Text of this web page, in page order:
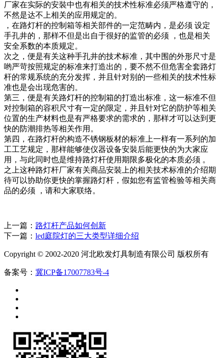
厂家在实际的安裝中也有相关的技术性标准必须严格遵守的，
不然是达不上相关的应用规定的。
，在路灯杆的控制箱等相关部件的一定范畴内，是必须 设定
手孔井的，那样不但是出自于很好的监管的必须 ，也是相关
安全系数的本质规定。
次之，便是有关这种手孔井的技术标准，其中围的外形尺寸是
哟严苛按照规定的标准来打造出的，要不然不但危害全套路灯
杆的常规系统的充分发挥，并且针对别的一些相关的技术性标
准也是会出现危害的。
第三，便是有关路灯杆的控制箱的打造出标准，这一标准不但
对控制箱的容积尺寸有一定的限定，并且针对它的防护等相关
位置的生产材料也是有严格要求的需求的，那样才可以达到更
快的防潮排热等相关作用。
第四，在路灯杆的构造不锈钢板材的标准上一样有一系列的加
工工艺规定，那样能够使仪器设备安裝后能更快的为大家应
用，与此同时也是维持路灯杆使用期限多极化的本质必须 。
之上这种路灯杆厂家有关商品安裝上的相关技术标准的介绍期
待可以协助你更快的掌握路灯杆，假如您有监管检验等相关商
品的必须 ，请和大家联络。
上一篇： 路灯杆产品如何创新
下一篇： led庭院灯的三大类型详细介绍
Copyright © 2002-2020 河北欧发灯具制造有限公司 版权所有
备案号： 冀ICP备17007783号-4